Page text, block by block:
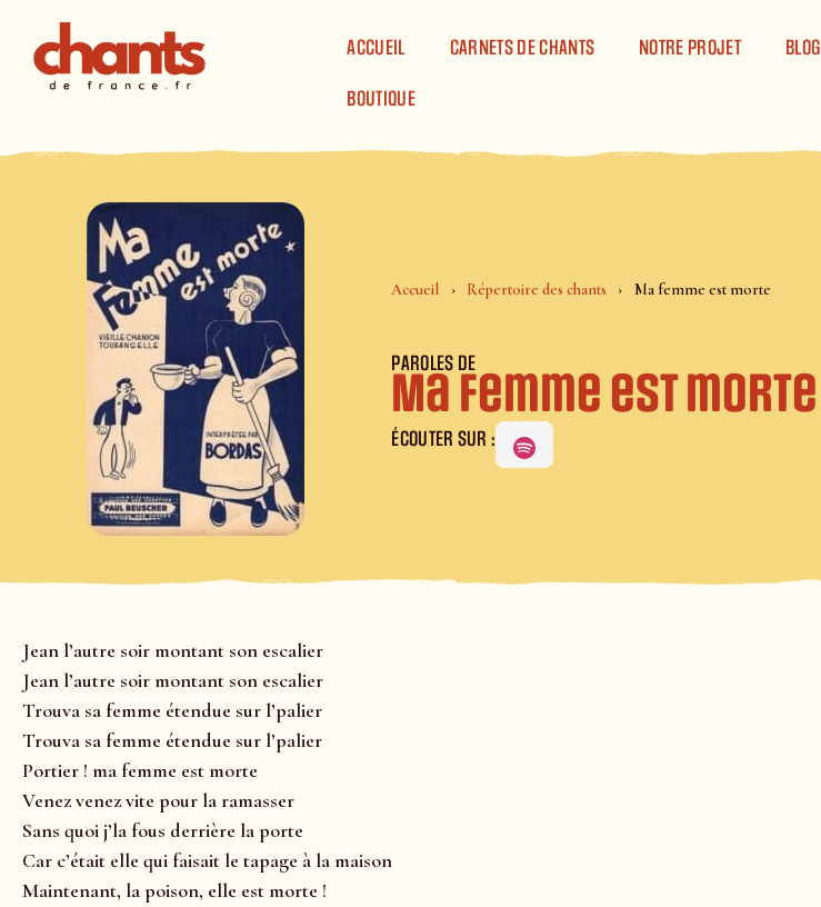
ACCUEIL
CARNETS DE CHANTS NOTRE PROJET BLOG
BOUTIQUE
Accueil Répertoire des chants Ma femme est morte
PAROLES DE
Ma femme est morte
ÉCOUTER SUR :
Jean l’autre soir montant son escalier
Jean l’autre soir montant son escalier
Trouva sa femme étendue sur l’palier
Trouva sa femme étendue sur l’palier
Portier ! ma femme est morte
Venez venez vite pour la ramasser
Sans quoi j’la fous derrière la porte
Car c’était elle qui faisait le tapage à la maison
Maintenant, la poison, elle est morte !